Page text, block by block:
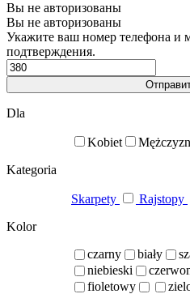
Вы не авторизованы
Вы не авторизованы
Укажите ваш номер телефона и
подтверждения.
Dla
Kobiet
Mężczyzn
Kategoria
Skarpety Rajstopy
Kolor
czarny
biały
niebieski
fioletowy